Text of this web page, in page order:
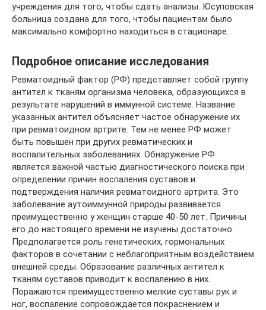
учреждения для того, чтобы сдать анализы. Юсуповская
больница создана для того, чтобы пациентам было
максимально комфортно находиться в стационаре.
Подробное описание исследования
Ревматоидный фактор (РФ) представляет собой группу
антител к тканям организма человека, образующихся в
результате нарушений в иммунной системе. Название
указанных антител объясняет частое обнаружение их
при ревматоидном артрите. Тем не менее РФ может
быть повышен при других ревматических и
воспалительных заболеваниях. Обнаружение РФ
является важной частью диагностического поиска при
определении причин воспаления суставов и
подтверждения наличия ревматоидного артрита. Это
заболевание аутоиммунной природы развивается
преимущественно у женщин старше 40-50 лет. Причины
его до настоящего времени не изучены достаточно.
Предполагается роль генетических, гормональных
факторов в сочетании с неблагоприятным воздействием
внешней среды. Образование различных антител к
тканям суставов приводит к воспалению в них.
Поражаются преимущественно мелкие суставы рук и
ног, воспаление сопровождается покраснением и